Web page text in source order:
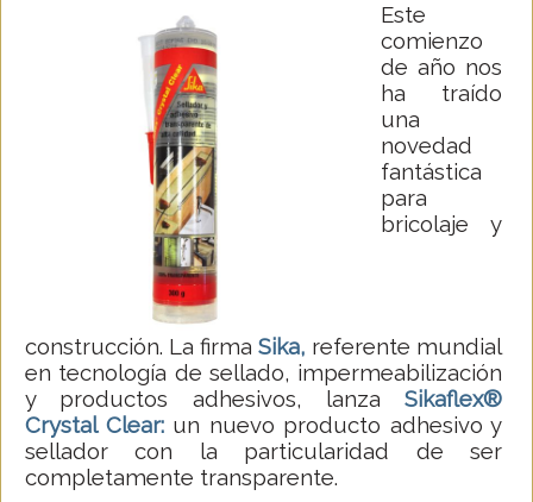
Este
comienzo
de año nos
ha traído
una
novedad
fantástica
para
bricolaje y
construcción. La firma Sika, referente mundial
en tecnología de sellado, impermeabilización
y productos adhesivos, lanza Sikaflex®
Crystal Clear:un nuevo producto adhesivo y
sellador con la particularidad de ser
completamente transparente.